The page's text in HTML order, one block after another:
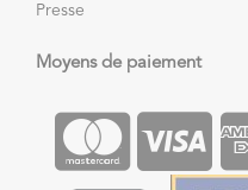
Presse
Moyens de paiement